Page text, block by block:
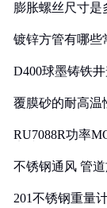
膨胀螺丝尺寸是
镀锌方管有哪些
D400球墨铸铁
覆膜砂的耐高温
RU7088R功率
不锈钢通风 管
201不锈钢重量